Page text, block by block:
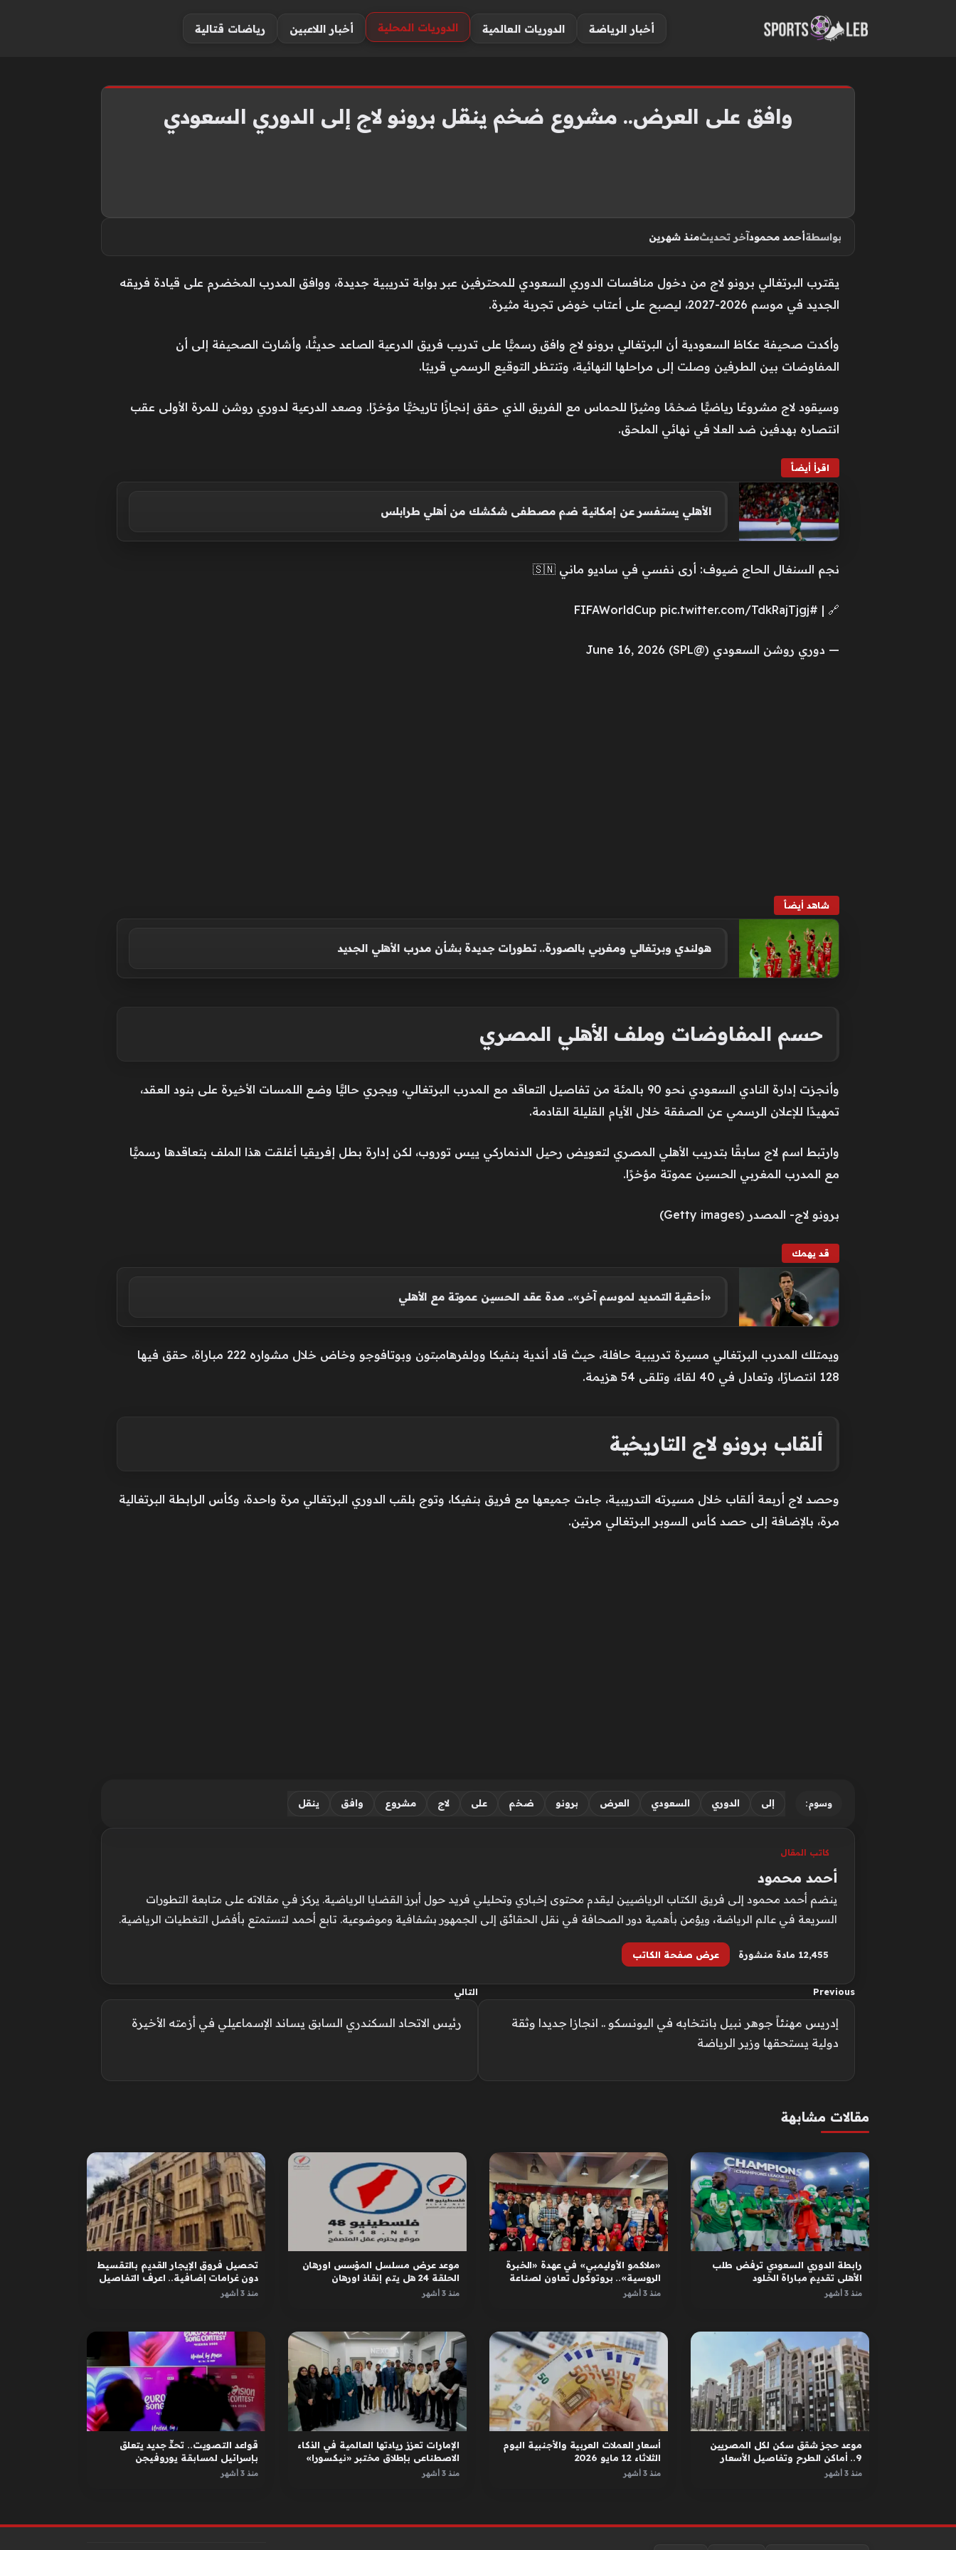
أخبار الرياضة الدوريات العالمية الدوريات المحلية أخبار اللاعبين رياضات قتالية
وافق على العرض.. مشروع ضخم ينقل برونو لاج إلى الدوري السعودي
بواسطةأحمد محمودآخر تحديثمنذ شهرين
يقترب البرتغالي برونو لاج من دخول منافسات الدوري السعودي للمحترفين عبر بوابة تدريبية جديدة، ووافق المدرب المخضرم على قيادة فريقه
الجديد في موسم 2026-2027، ليصبح على أعتاب خوض تجربة مثيرة.
وأكدت صحيفة عكاظ السعودية أن البرتغالي برونو لاج وافق رسميًّا على تدريب فريق الدرعية الصاعد حديثًا، وأشارت الصحيفة إلى أن
المفاوضات بين الطرفين وصلت إلى مراحلها النهائية، وتنتظر التوقيع الرسمي قريبًا.
وسيقود لاج مشروعًا رياضيًّا ضخمًا ومثيرًا للحماس مع الفريق الذي حقق إنجازًا تاريخيًّا مؤخرًا. وصعد الدرعية لدوري روشن للمرة الأولى عقب
انتصاره بهدفين ضد العلا في نهائي الملحق.
اقرأ أيضاً
الأهلي يستفسر عن إمكانية ضم مصطفى شكشك من أهلي طرابلس
نجم السنغال الحاج ضيوف: أرى نفسي في ساديو ماني 🇸🇳
🔗 | #FIFAWorldCup pic.twitter.com/TdkRajTjgj
— دوري روشن السعودي (@SPL) June 16, 2026
شاهد أيضاً
هولندي وبرتغالي ومغربي بالصورة.. تطورات جديدة بشأن مدرب الأهلي الجديد
حسم المفاوضات وملف الأهلي المصري
وأنجزت إدارة النادي السعودي نحو 90 بالمئة من تفاصيل التعاقد مع المدرب البرتغالي، ويجري حاليًّا وضع اللمسات الأخيرة على بنود العقد،
تمهيدًا للإعلان الرسمي عن الصفقة خلال الأيام القليلة القادمة.
وارتبط اسم لاج سابقًا بتدريب الأهلي المصري لتعويض رحيل الدنماركي ييس توروب، لكن إدارة بطل إفريقيا أغلقت هذا الملف بتعاقدها رسميًّا
مع المدرب المغربي الحسين عموتة مؤخرًا.
برونو لاج- المصدر (Getty images)
قد يهمك
«أحقية التمديد لموسم آخر».. مدة عقد الحسين عموتة مع الأهلي
ويمتلك المدرب البرتغالي مسيرة تدريبية حافلة، حيث قاد أندية بنفيكا وولفرهامبتون وبوتافوجو وخاض خلال مشواره 222 مباراة، حقق فيها
128 انتصارًا، وتعادل في 40 لقاءً، وتلقى 54 هزيمة.
ألقاب برونو لاج التاريخية
وحصد لاج أربعة ألقاب خلال مسيرته التدريبية، جاءت جميعها مع فريق بنفيكا، وتوج بلقب الدوري البرتغالي مرة واحدة، وكأس الرابطة البرتغالية
مرة، بالإضافة إلى حصد كأس السوبر البرتغالي مرتين.
وسوم: إلى الدوري السعودي العرض برونو ضخم على لاج مشروع وافق ينقل
كاتب المقال
أحمد محمود
ينضم أحمد محمود إلى فريق الكتاب الرياضيين ليقدم محتوى إخباري وتحليلي فريد حول أبرز القضايا الرياضية. يركز في مقالاته على متابعة التطورات
السريعة في عالم الرياضة، ويؤمن بأهمية دور الصحافة في نقل الحقائق إلى الجمهور بشفافية وموضوعية. تابع أحمد لتستمتع بأفضل التغطيات الرياضية.
12٬455 مادة منشورة عرض صفحة الكاتب
Previous
إدريس مهنئاً جوهر نبيل بانتخابه في اليونسكو .. انجازا جديدا وثقة
دولية يستحقها وزير الرياضة
التالي
رئيس الاتحاد السكندري السابق يساند الإسماعيلي في أزمته الأخيرة
مقالات مشابهة
رابطة الدوري السعودي ترفض طلب
الأهلي تقديم مباراة الخلود
منذ 3 أشهر
«ملاكمو الأوليمبي» في عهدة «الخبرة
الروسية».. بروتوكول تعاون لصناعة
الأبطال
منذ 3 أشهر
موعد عرض مسلسل المؤسس اورهان
الحلقة 24 هل يتم إنقاذ اورهان
واسبورجا
منذ 3 أشهر
تحصيل فروق الإيجار القديم بالتقسيط
دون غرامات إضافية.. اعرف التفاصيل
منذ 3 أشهر
موعد حجز شقق سكن لكل المصريين
9.. أماكن الطرح وتفاصيل الأسعار
منذ 3 أشهر
أسعار العملات العربية والأجنبية اليوم
الثلاثاء 12 مايو 2026
منذ 3 أشهر
الإمارات تعزز ريادتها العالمية في الذكاء
الاصطناعي بإطلاق مختبر «نيكسورا»
في دبي
منذ 3 أشهر
قواعد التصويت.. تحدٍّ جديد يتعلق
بإسرائيل لمسابقة يوروفيجن
منذ 3 أشهر